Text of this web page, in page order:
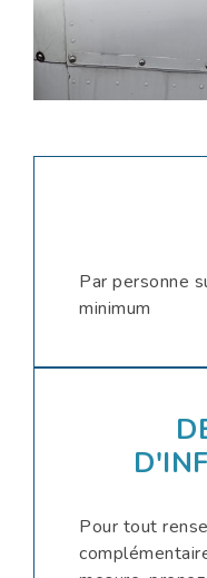
Par personne
minimum
Pour tout